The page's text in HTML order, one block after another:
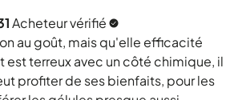
Acheteur vérifié
au goût, mais qu'elle efficacité
est terreux avec un côté chimique, il
profiter de ses bienfaits, pour les